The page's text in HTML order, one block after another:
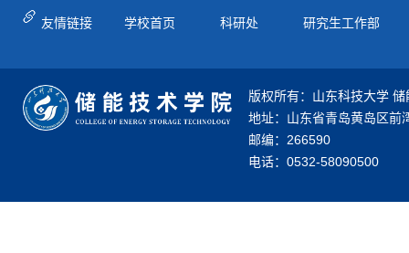
友情链接 学校首页 科研处 研究生工作部
版权所有：山东科技大学
地址：山东省青岛黄岛区前
邮编：266590
电话：0532-58090500